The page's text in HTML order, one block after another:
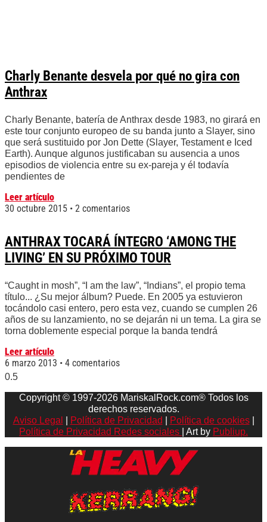
Charly Benante desvela por qué no gira con
Anthrax
Charly Benante, batería de Anthrax desde 1983, no girará en
este tour conjunto europeo de su banda junto a Slayer, sino
que será sustituido por Jon Dette (Slayer, Testament e Iced
Earth). Aunque algunos justificaban su ausencia a unos
episodios de violencia entre su ex-pareja y él todavía
pendientes de
Leer artículo
30 octubre 2015
2 comentarios
ANTHRAX TOCARÁ ÍNTEGRO ‘AMONG THE
LIVING’ EN SU PRÓXIMO TOUR
“Caught in mosh”, “I am the law”, “Indians”, el propio tema
título... ¿Su mejor álbum? Puede. En 2005 ya estuvieron
tocándolo casi entero, pero esta vez, cuando se cumplen 26
años de su lanzamiento, no se dejarán ni un tema. La gira se
torna doblemente especial porque la banda tendrá
Leer artículo
6 marzo 2013
4 comentarios
Copyright © 1997-2026 MariskalRock.com® Todos los
derechos reservados.
Aviso Legal
Política de Privacidad Política de cookies|
Política de Privacidad Redes sociales
| Art by Publiup.